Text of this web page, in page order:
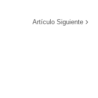
Artículo Siguiente